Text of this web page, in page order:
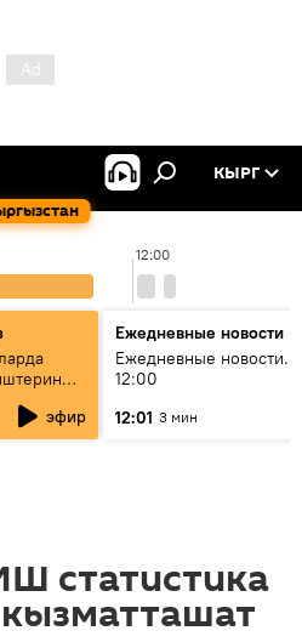
КЫРГ
12:00
этапта?
эфир
Ежедневные новости
Ежедневные новости.
12:00
12:01 3 мин
статистика